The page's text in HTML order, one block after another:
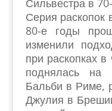
Сильвестра в
Серия
80-е годы
изменили
при раскопках в
поднялась на
Бальби в Риме,
Джулия в